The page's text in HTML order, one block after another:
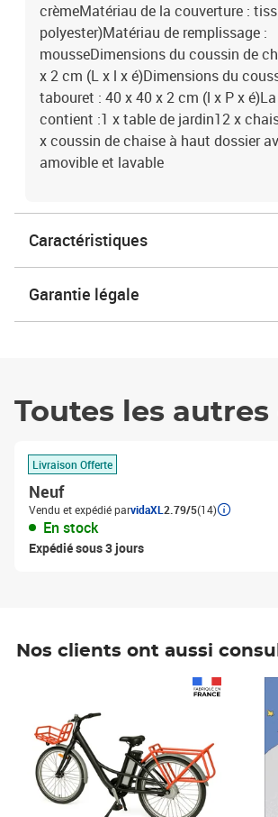
crèmeMatériau de la couverture :
polyester)Matériau de remplissage :
mousseDimensions du coussin de
x 2 cm (L x l x é)Dimensions du
tabouret : 40 x 40 x 2 cm (l x P x
contient :1 x table de jardin12 x
x coussin de chaise à haut dossier
amovible et lavable
Caractéristiques
Garantie légale
Toutes les
Livraison Offerte
Neuf
Vendu et expédié parvidaXL 2.79/5(14)
En stock
Expédié sous 3 jours
Nos clients ont aussi
Prix